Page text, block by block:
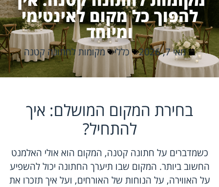
להפוך כל מקום לאינטימי
ומיוחד
מאי 7, 2026 כללי מקומות לחתונה קטנה
בחירת המקום המושלם: איך
להתחיל?
כשמדברים על חתונה קטנה, המקום הוא אולי האלמנט
החשוב ביותר. המקום שבו תיערך החתונה יכול להשפיע
על האווירה, על הנוחות של האורחים, ועל איך תזכרו את